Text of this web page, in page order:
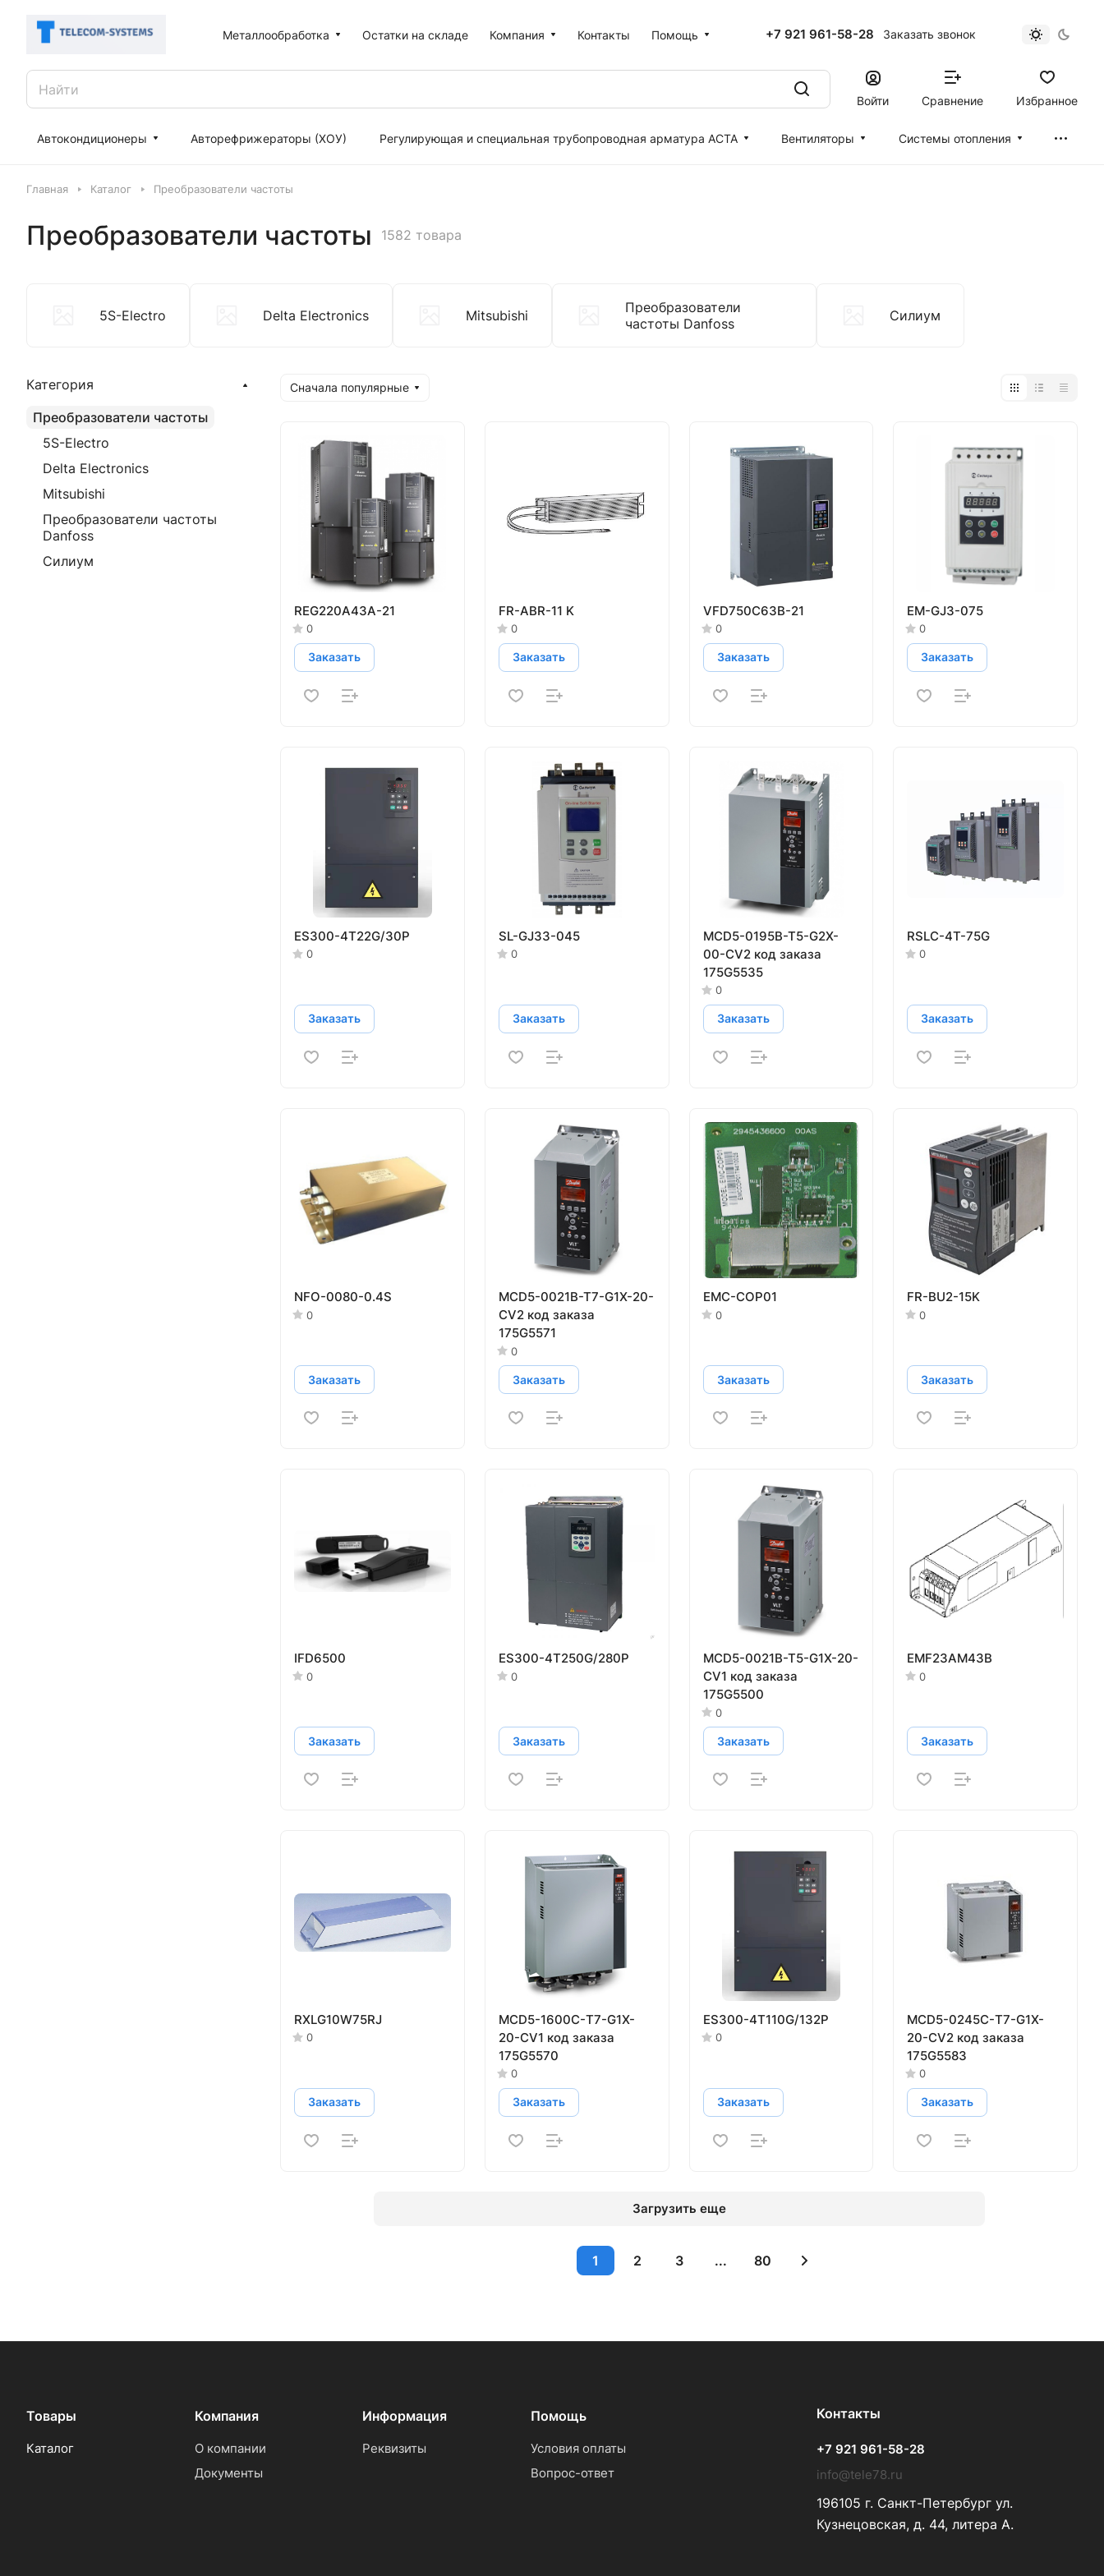
Металлообработка Остатки на складе Компания Контакты Помощь +7 921 961-58-28 Заказать звонок
Войти Сравнение Избранное
Автокондиционеры Авторефрижераторы (ХОУ) Регулирующая и специальная трубопроводная арматура АСТА Вентиляторы Cистемы отопления
Главная Каталог Преобразователи частоты
Преобразователи частоты 1582 товара
5S-Electro Delta Electronics Mitsubishi
Преобразователи
частоты Danfoss
Силиум
Сначала популярные
REG220A43A-21
0
Заказать
FR-ABR-11 K
0
Заказать
VFD750C63B-21
0
Заказать
EM-GJ3-075
0
Заказать
ES300-4T22G/30P
0
Заказать
SL-GJ33-045
0
Заказать
MCD5-0195B-T5-G2X-
00-CV2 код заказа
175G5535
0
Заказать
RSLC-4T-75G
0
Заказать
NFO-0080-0.4S
0
Заказать
MCD5-0021B-T7-G1X-20-
CV2 код заказа
175G5571
0
Заказать
EMC-COP01
0
Заказать
FR-BU2-15K
0
Заказать
IFD6500
0
Заказать
ES300-4T250G/280P
0
Заказать
MCD5-0021B-T5-G1X-20-
CV1 код заказа
175G5500
0
Заказать
EMF23AM43B
0
Заказать
RXLG10W75RJ
0
Заказать
MCD5-1600С-T7-G1X-
20-CV1 код заказа
175G5570
0
Заказать
ES300-4T110G/132P
0
Заказать
MCD5-0245С-T7-G1X-
20-CV2 код заказа
175G5583
0
Заказать
Загрузить еще
1 2 3 ... 80
Категория
Преобразователи частоты
5S-Electro
Delta Electronics
Mitsubishi
Преобразователи частоты
Danfoss
Силиум
Товары
Каталог
Компания
О компании
Документы
Информация
Реквизиты
Помощь
Условия оплаты
Вопрос-ответ
Контакты
+7 921 961-58-28
info@tele78.ru
196105 г. Санкт-Петербург ул.
Кузнецовская, д. 44, литера А.